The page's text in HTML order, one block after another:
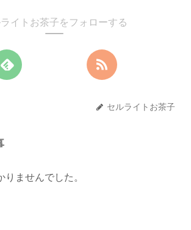
イトお茶子をフォローする
セルライトお茶子
ませんでした。